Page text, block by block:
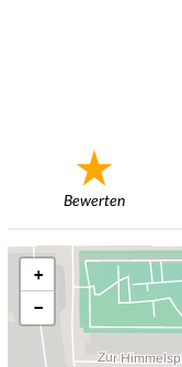
Bewerten
+
−